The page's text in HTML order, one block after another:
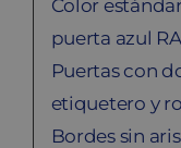
Color
puerta azul
Puertas con
etiquetero y
Bordes sin